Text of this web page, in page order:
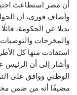
أن مصر استطاعت
وأضاف فوزي، أن
بديلا عن الحكومة،
استفادت منها كل
وأشار إلى أن الرئيس
الوطني ووافق على
مضيفًا أنه من ضمن